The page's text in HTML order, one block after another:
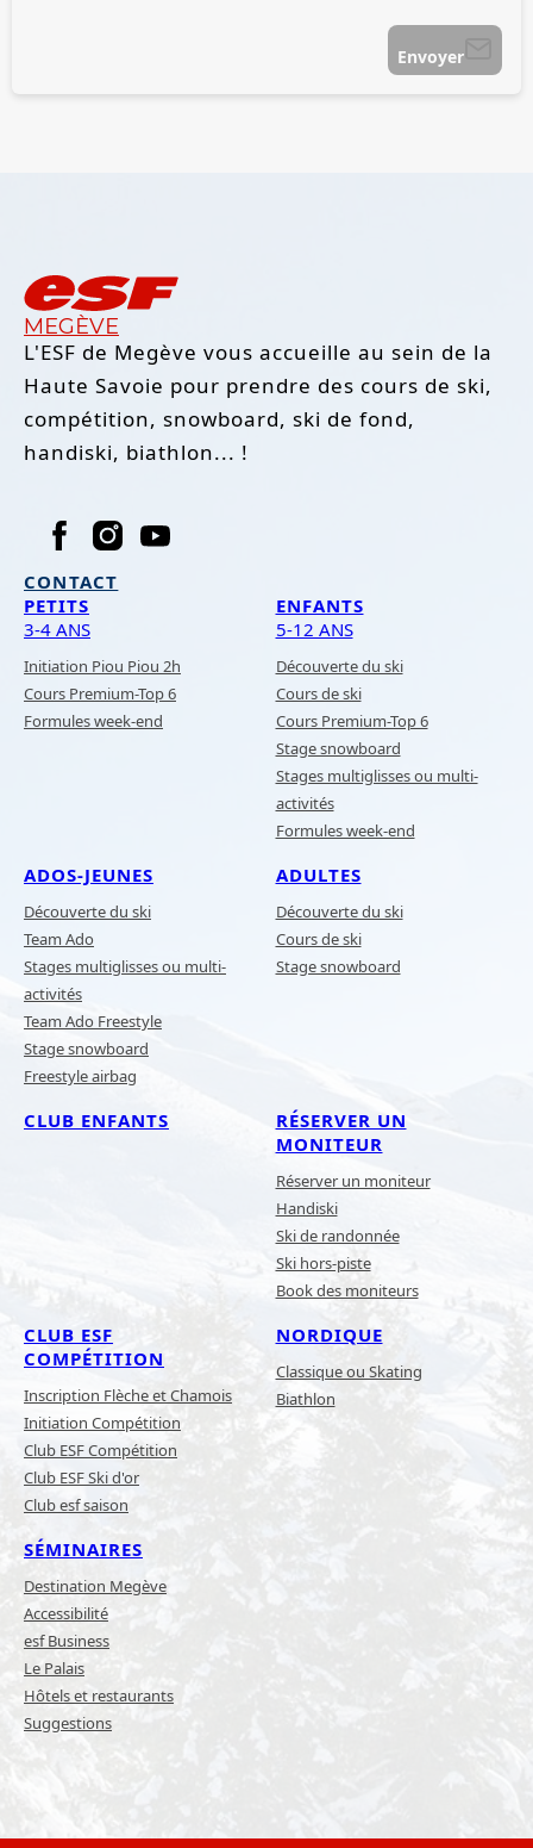
Envoyer
MEGÈVE
L'ESF de Megève vous accueille au sein de la
Haute Savoie pour prendre des cours de ski,
compétition, snowboard, ski de fond,
handiski, biathlon... !
CONTACT
PETITS
3-4 ANS
Initiation Piou Piou 2h
Cours Premium-Top 6
Formules week-end
ENFANTS
5-12 ANS
Découverte du ski
Cours de ski
Cours Premium-Top 6
Stage snowboard
Stages multiglisses ou multi-
activités
Formules week-end
ADOS-JEUNES
Découverte du ski
Team Ado
Stages multiglisses ou multi-
activités
Team Ado Freestyle
Stage snowboard
Freestyle airbag
ADULTES
Découverte du ski
Cours de ski
Stage snowboard
CLUB ENFANTS
RÉSERVER UN
MONITEUR
Réserver un moniteur
Handiski
Ski de randonnée
Ski hors-piste
Book des moniteurs
CLUB ESF
COMPÉTITION
Inscription Flèche et Chamois
Initiation Compétition
Club ESF Compétition
Club ESF Ski d'or
Club esf saison
NORDIQUE
Classique ou Skating
Biathlon
SÉMINAIRES
Destination Megève
Accessibilité
esf Business
Le Palais
Hôtels et restaurants
Suggestions